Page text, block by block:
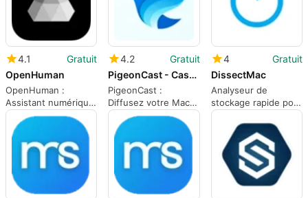
4.1
Gratuit
OpenHuman
OpenHuman :
Assistant numérique
intelligent pour Mac
4.2
Gratuit
PigeonCast - Cast Mac to TV
PigeonCast :
Diffusez votre Mac
sur TV facilement
4
Gratuit
DissectMac
Analyseur de
stockage rapide pour
macOS